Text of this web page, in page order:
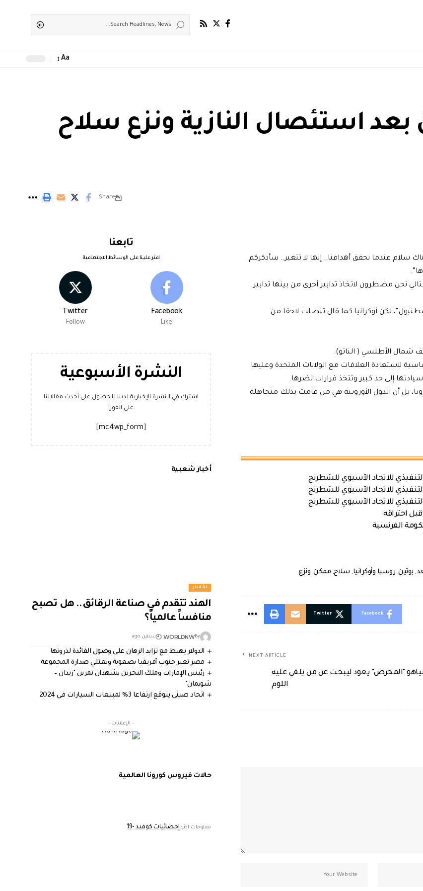
Aa
استئصال النازية ونزع سلاح
Share
عندما نحقق أهدافنا.. إنها لا تتغير.. سأذكركم
نحن مضطرون لاتخاذ تدابير أخرى من بينها تدابير
لكن أوكرانيا كما قال تنصلت لاحقا من
شمال الأطلسي ( الناتو).
لاستعادة العلاقات مع الولايات المتحدة وعليها
سيادتها إلى حد كبير وتتخذ قرارات تضرها.
بل أن الدول الأوروبية هي من قامت بذلك متجاهلة
للاتحاد الآسيوي للشطرنج
للاتحاد الآسيوي للشطرنج
للاتحاد الآسيوي للشطرنج
احتراقه
الفرنسية
, بوتين, روسيا وأوكرانيا, سلاح, ممكن, ونزع
Facebook
Twitter
NEXT ARTICLE
"المحرض" يعود ليبحث عن من يلقي عليه
اللوم
تابعنا
اعثر علينا على الوسائط الاجتماعية
Facebook
Like
Twitter
Follow
النشرة الأسبوعية
اشترك في النشرة الإخبارية لدينا للحصول على أحدث مقالاتنا
على الفور!
[mc4wp_form]
أخبار شعبية
الأخبار
الهند تتقدم في صناعة الرقائق.. هل تصبح
منافساً عالمياً؟
By
WORLDNW سنتين ago
الدولار يهبط مع تزايد الرهان على وصول الفائدة لذروتها
مصر تعبر جنوب أفريقيا بصعوبة وتعتلي صدارة المجموعة
رئيس الإمارات وملك البحرين يشهدان تمرين "ربدان –
شويمان"
اتحاد صيني يتوقع ارتفاعا 3% لمبيعات السيارات في 2024
- الإعلانات -
حالات فيروس كورونا العالمية
معلومات اكثر: إحصائيات كوفيد -19